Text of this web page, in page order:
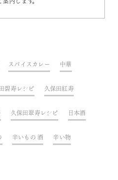
スパイスカレー 中華
碧寿レシピ 久保田紅寿
久保田翠寿レシピ 日本酒
辛いもの 酒 辛い物